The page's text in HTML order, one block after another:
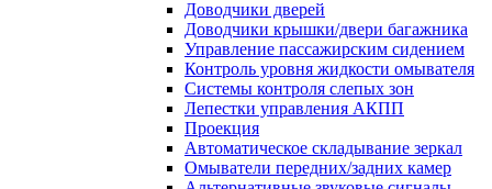
Доводчики дверей
Доводчики крышки/двери багажника
Управление пассажирским сидением
Контроль уровня жидкости омывателя
Системы контроля слепых зон
Лепестки управления АКПП
Проекция
Автоматическое складывание зеркал
Омыватели передних/задних камер